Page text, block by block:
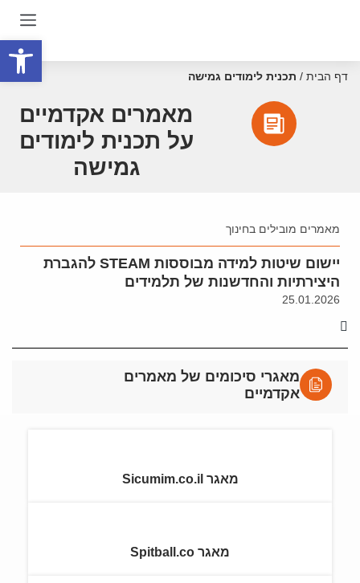
דף הבית / תכנית לימודים גמישה
מאמרים אקדמיים
על תכנית לימודים
גמישה
מאמרים מובילים בחינוך
יישום שיטות למידה מבוססות STEAM להגברת
היצירתיות והחדשנות של תלמידים
25.01.2026
מאגרי סיכומים של מאמרים
אקדמיים
מאגר Sicumim.co.il
מאגר Spitball.co
פתח